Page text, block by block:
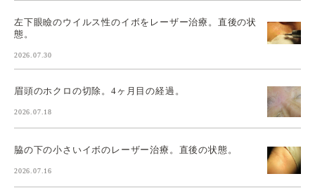
左下眼瞼のウイルス性のイボをレーザー治療。直後の状
態。
2026.07.30
眉頭のホクロの切除。4ヶ月目の経過。
2026.07.18
脇の下の小さいイボのレーザー治療。直後の状態。
2026.07.16